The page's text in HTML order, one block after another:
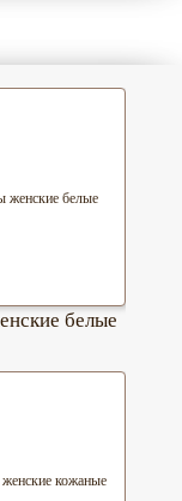
белые